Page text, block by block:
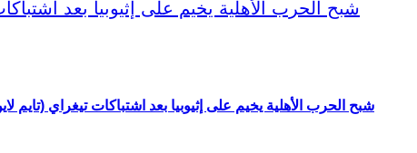
شبح الحرب الأهلية يخيم على إثيوبيا بعد اشتباكات تيغراي (تايم